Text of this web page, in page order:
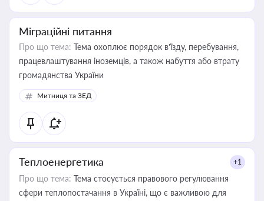
Міграційні питання
Про що тема: Тема охоплює порядок в’їзду, перебування,
працевлаштування іноземців, а також набуття або втрату
громадянства України
Митниця та ЗЕД
Теплоенергетика +1
Про що тема: Тема стосується правового регулювання
сфери теплопостачання в Україні, що є важливою для